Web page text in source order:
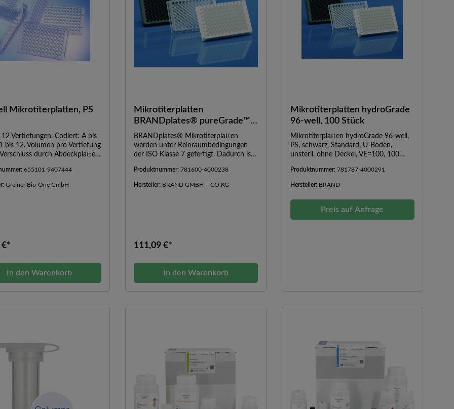
Mikrotiterplatten, PS
Vertiefungen. Codiert: A bis
bis 12. Volumen pro Vertiefung
durch Abdeckplatten
Folie vom Band.
655101-9407444
Greiner Bio-One GmbH
€*
In den Warenkorb
Mikrotiterplatten
BRANDplates® pureGrade™,
96-well
BRANDplates® Mikrotiterplatten
werden unter Reinraumbedingungen
der ISO Klasse 7 gefertigt. Dadurch ist
Höchstmaß an Reinheit
gewährleistet.Unbehandelte Oberfläche.
Liferumfang ist 1 Deckel pro Packung
Produktnummer: 781600-4000238
Hersteller: BRAND GMBH + CO.KG
111,09 €*
In den Warenkorb
Mikrotiterplatten hydroGrade
96-well, 100 Stück
Mikrotiterplatten hydroGrade 96-well,
PS, schwarz, Standard, U-Boden,
unsteril, ohne Deckel, VE=100, 100
Produktnummer: 781787-4000291
Hersteller: BRAND
Preis auf Anfrage